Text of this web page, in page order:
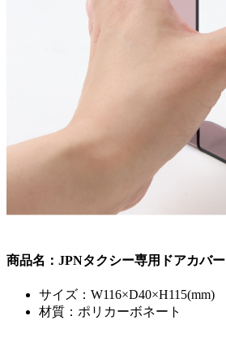
商品名：JPNタクシー専用ドアカバー
サイズ：W116×D40×H115(mm)
材質：ポリカーボネート